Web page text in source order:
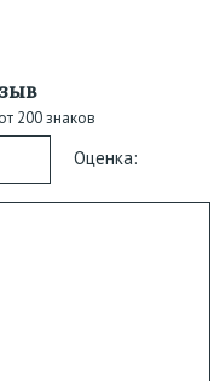
200 знаков
Оценка: